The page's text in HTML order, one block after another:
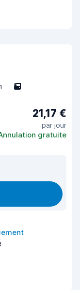
5
21,17 €
par jour
gratuite